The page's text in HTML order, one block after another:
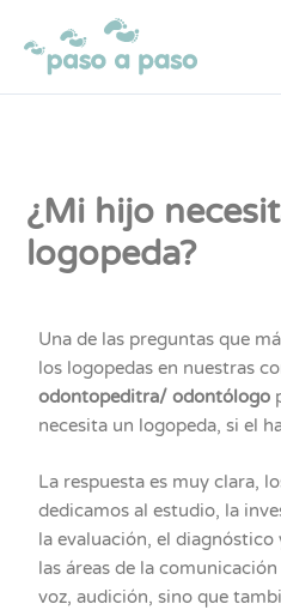
contenido
¿Mi hijo
logopeda?
Una de las preguntas que
los logopedas en nuestras
odontopeditra/ odontólogo
necesita un logopeda, si el
La respuesta es muy clara,
dedicamos al estudio, la
la evaluación, el
las áreas de la
voz, audición, sino que